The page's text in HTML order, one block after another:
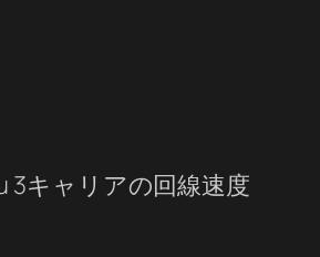
3キャリアの回線速度